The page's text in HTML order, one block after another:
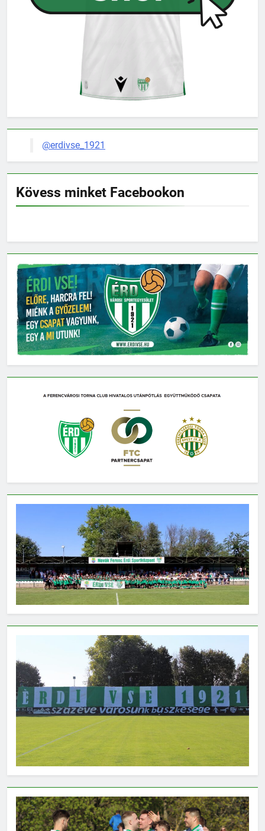
@erdivse_1921
Kövess minket Facebookon